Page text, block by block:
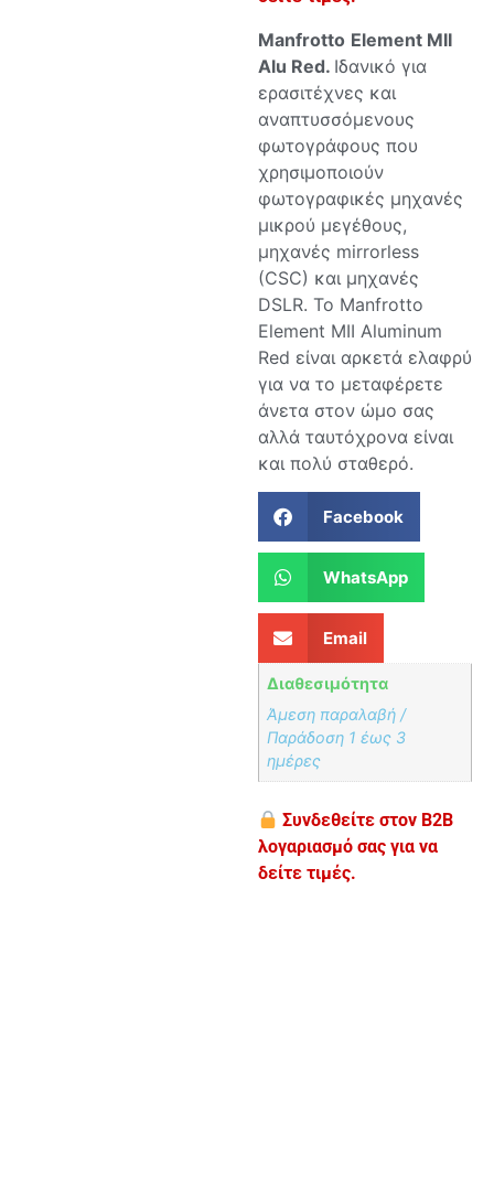
Manfrotto Element MII
Alu Red. Ιδανικό για
ερασιτέχνες και
αναπτυσσόμενους
φωτογράφους που
χρησιμοποιούν
φωτογραφικές μηχανές
μικρού μεγέθους,
μηχανές mirrorless
(CSC) και μηχανές
DSLR. Το Manfrotto
Element MII Aluminum
Red είναι αρκετά ελαφρύ
για να το μεταφέρετε
άνετα στον ώμο σας
αλλά ταυτόχρονα είναι
και πολύ σταθερό.
Facebook
WhatsApp
Email
Διαθεσιμότητα
Άμεση παραλαβή /
Παράδoση 1 έως 3
ημέρες
Συνδεθείτε στον B2B
λογαριασμό σας για να
δείτε τιμές.